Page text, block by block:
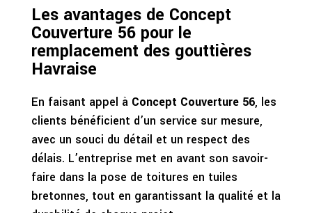
Les avantages de Concept
Couverture 56 pour le
remplacement des gouttières
Havraise
En faisant appel à Concept Couverture 56, les
clients bénéficient d’un service sur mesure,
avec un souci du détail et un respect des
délais. L’entreprise met en avant son savoir-
faire dans la pose de toitures en tuiles
bretonnes, tout en garantissant la qualité et la